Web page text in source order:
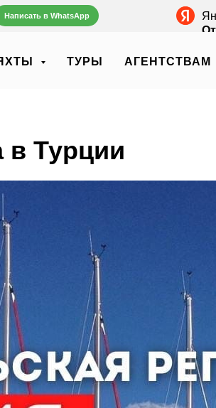
Написать в WhatsApp
ТУРЫ АГЕНТСТВАМ
в Турции